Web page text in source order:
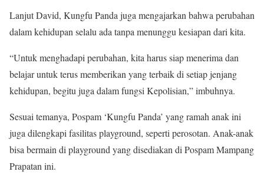
Lanjut David, Kungfu Panda juga mengajarkan bahwa perubahan
dalam kehidupan selalu ada tanpa menunggu kesiapan dari kita.
“Untuk menghadapi perubahan, kita harus siap menerima dan
belajar untuk terus memberikan yang terbaik di setiap jenjang
kehidupan, begitu juga dalam fungsi Kepolisian,” imbuhnya.
Sesuai temanya, Pospam ‘Kungfu Panda’ yang ramah anak ini
juga dilengkapi fasilitas playground, seperti perosotan. Anak-anak
bisa bermain di playground yang disediakan di Pospam Mampang
Prapatan ini.